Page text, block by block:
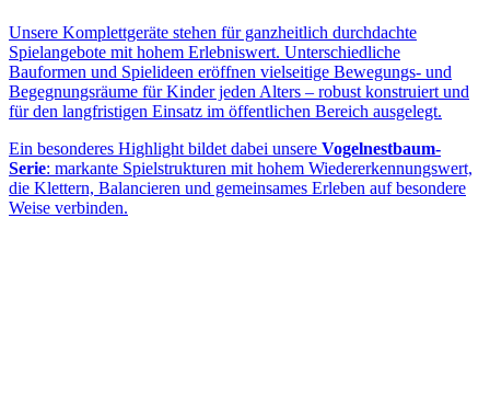
Unsere Komplettgeräte stehen für ganzheitlich durchdachte
Spielangebote mit hohem Erlebniswert. Unterschiedliche
Bauformen und Spielideen eröffnen vielseitige Bewegungs- und
Begegnungsräume für Kinder jeden Alters – robust konstruiert und
für den langfristigen Einsatz im öffentlichen Bereich ausgelegt.
Ein besonderes Highlight bildet dabei unsere Vogelnestbaum-
Serie: markante Spielstrukturen mit hohem Wiedererkennungswert,
die Klettern, Balancieren und gemeinsames Erleben auf besondere
Weise verbinden.